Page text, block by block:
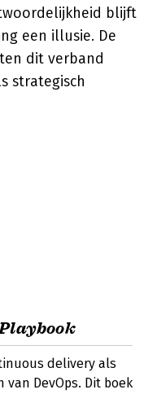
blijft
een illusie. De
dit verband
strategisch
delivery als
DevOps. Dit boek